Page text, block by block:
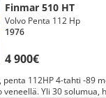
Finmar 510 HT
4 900€
Volvo Penta 112 Hp
1976
penta 112HP 4-tahti -89
Yli 30 solumua, helppo